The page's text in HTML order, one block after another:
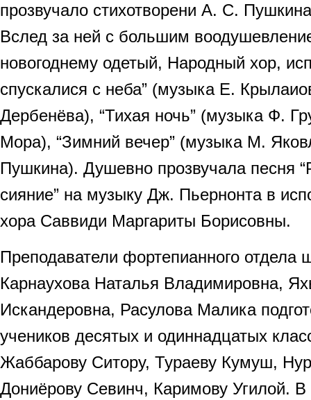
прозвучало стихотворени А. С.
Вслед за ней с большим
новогоднему одетый, Народный хор,
спускалися с неба” (музыка Е.
Дербенёва), “Тихая ночь” (музыка Ф.
Мора), “Зимний вечер” (музыка М.
Пушкина). Душевно прозвучала песня
сияние” на музыку Дж. Пьернонта в
хора Саввиди Маргариты Борисовны.
Преподаватели фортепианного отдела
Карнаухова Наталья Владимировна,
Искандеровна, Расулова Малика
учеников десятых и одиннадцатых
Жаббарову Ситору, Тураеву Кумуш,
Дониёрову Севинч, Каримову Угилой. В